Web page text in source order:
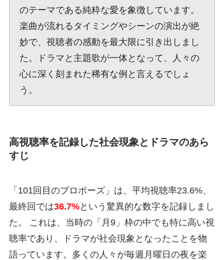
のテーマである純粋な愛を象徴しています。
楽曲が流れるタイミングやシーンの演出が絶
妙で、視聴者の感動を最大限に引き出しまし
た。ドラマと主題歌が一体となって、人々の
心に深く刻まれた稀有な例と言えるでしょ
う。
高視聴率を記録した社会現象とドラマのあら
すじ
「101回目のプロポーズ」は、平均視聴率23.6%、
最終回では36.7%という驚異的な数字を記録しまし
た。 これは、当時の「月9」枠の中でも特に高い視
聴率であり、ドラマが社会現象となったことを物
語っています。多くの人々が毎週月曜日の夜を楽